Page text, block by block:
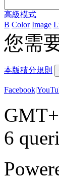
高級模式
B Color Image
您需
本版積分規則
Facebook|
6